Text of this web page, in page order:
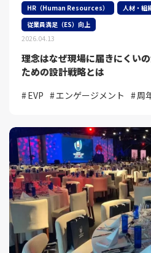
HR（Human Resources）
人材・組
従業員満足（ES）向上
2026.04.13
理念はなぜ現場に届きにくい
ための設計戦略とは
EVP エンゲージメント 周